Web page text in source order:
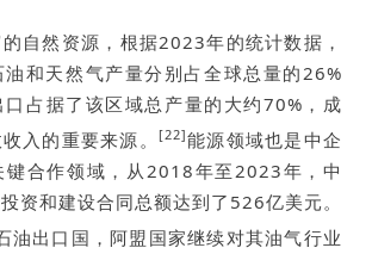
自然资源，根据2023年的统计数据，
和天然气产量分别占全球总量的26%
占据了该区域总产量的大约70%，成
入的重要来源。
[22]能源领域也是中企
键合作领域，从2018年至2023年，中
资和建设合同总额达到了526亿美元。
油出口国，阿盟国家继续对其油气行业